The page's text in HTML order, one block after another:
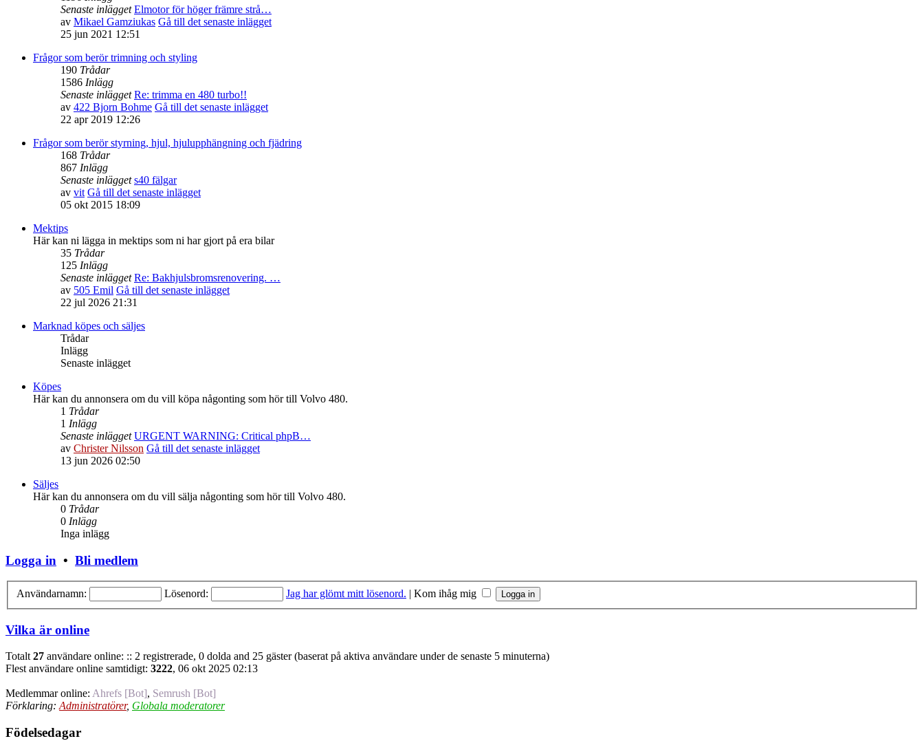
Senaste inlägget Elmotor för höger främre strå…
av Mikael Gamziukas Gå till det senaste inlägget
25 jun 2021 12:51
Frågor som berör trimning och styling
190 Trådar
1586 Inlägg
Senaste inlägget Re: trimma en 480 turbo!!
av 422 Bjorn Bohme Gå till det senaste inlägget
22 apr 2019 12:26
Frågor som berör styrning, hjul, hjulupphängning och fjädring
168 Trådar
867 Inlägg
Senaste inlägget s40 fälgar
av vit Gå till det senaste inlägget
05 okt 2015 18:09
Mektips
Här kan ni lägga in mektips som ni har gjort på era bilar
35 Trådar
125 Inlägg
Senaste inlägget Re: Bakhjulsbromsrenovering. …
av 505 Emil Gå till det senaste inlägget
22 jul 2026 21:31
Marknad köpes och säljes
Trådar
Inlägg
Senaste inlägget
Köpes
Här kan du annonsera om du vill köpa någonting som hör till Volvo 480.
1 Trådar
1 Inlägg
Senaste inlägget URGENT WARNING: Critical phpB…
av Christer Nilsson Gå till det senaste inlägget
13 jun 2026 02:50
Säljes
Här kan du annonsera om du vill sälja någonting som hör till Volvo 480.
0 Trådar
0 Inlägg
Inga inlägg
Logga in • Bli medlem
Användarnamn: Lösenord: Jag har glömt mitt lösenord. | Kom ihåg mig
Vilka är online
Totalt 27 användare online: :: 2 registrerade, 0 dolda and 25 gäster (baserat på aktiva användare under de senaste 5 minuterna)
Flest användare online samtidigt: 3222, 06 okt 2025 02:13
Medlemmar online: Ahrefs [Bot], Semrush [Bot]
Förklaring: Administratörer, Globala moderatorer
Födelsedagar